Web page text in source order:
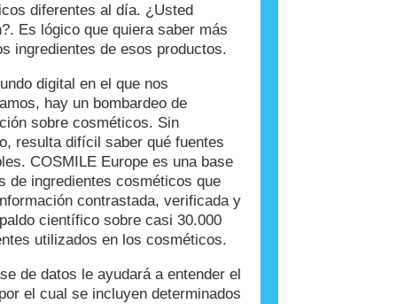
diferentes al día. ¿Usted
Es lógico que quiera saber más
ingredientes de esos productos.
digital en el que nos
hay un bombardeo de
sobre cosméticos. Sin
resulta difícil saber qué fuentes
COSMILE Europe es una base
de ingredientes cosméticos que
contrastada, verificada y
científico sobre casi 30.000
utilizados en los cosméticos.
de datos le ayudará a entender el
el cual se incluyen determinados